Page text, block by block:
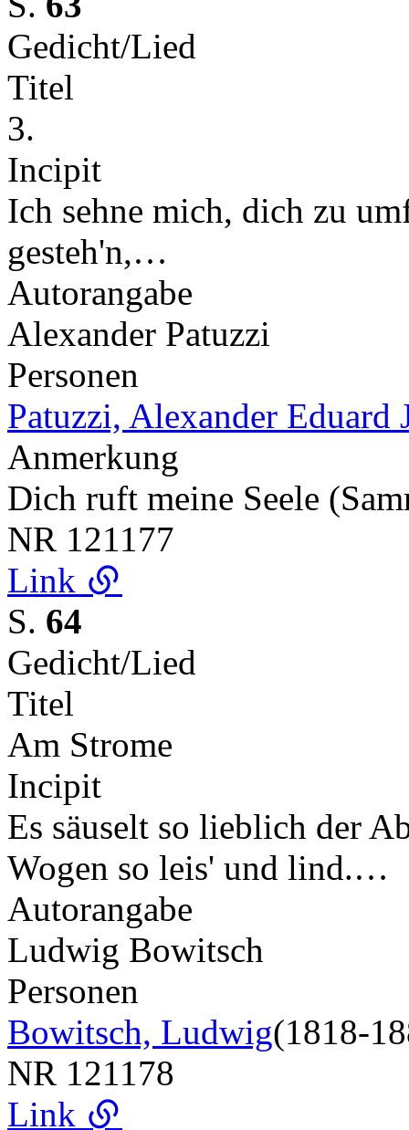
Gedicht/Lied
Titel
3.
Incipit
Ich sehne mich, dich zu
gesteh'n,…
Autorangabe
Alexander Patuzzi
Personen
Patuzzi, Alexander Eduard
Anmerkung
Dich ruft meine Seele
NR 121177
Link
S. 64
Gedicht/Lied
Titel
Am Strome
Incipit
Es säuselt so lieblich der
Wogen so leis' und lind.…
Autorangabe
Ludwig Bowitsch
Personen
Bowitsch, Ludwig(1818-
NR 121178
Link